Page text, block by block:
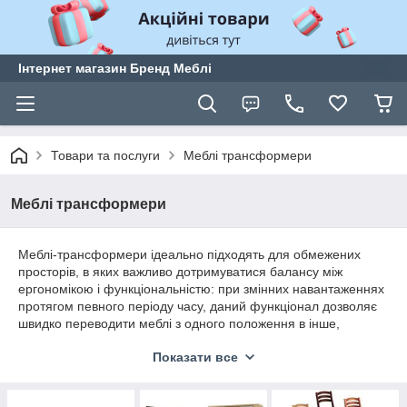
Інтернет магазин Бренд Меблі
Товари та послуги Меблі трансформери
Меблі трансформери
Меблі-трансформери ідеально підходять для обмежених
просторів, в яких важливо дотримуватися балансу між
ергономікою і функціональністю: при змінних навантаженнях
протягом певного періоду часу, даний функціонал дозволяє
швидко переводити меблі з одного положення в інше,
трансформер легко поміститься в складеному вигляді навіть
потрібно збільшити робочий простір поверхні - стільниця
Показати все